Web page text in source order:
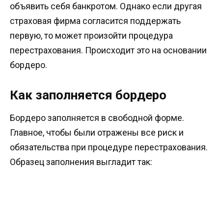
объявить себя банкротом. Однако если другая
страховая фирма согласится поддержать
первую, то может произойти процедура
перестрахования. Происходит это на основании
бордеро.
Как заполняется бордеро
Бордеро заполняется в свободной форме.
Главное, чтобы были отражены все риск и
обязательства при процедуре перестрахования.
Образец заполнения выгладит так: